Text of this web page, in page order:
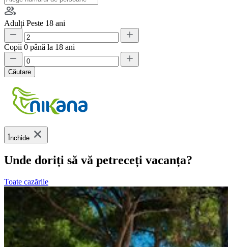
Adulți Peste 18 ani
Copii 0 până la 18 ani
Căutare
Închide
Unde doriți să vă petreceți vacanța?
Toate cazările